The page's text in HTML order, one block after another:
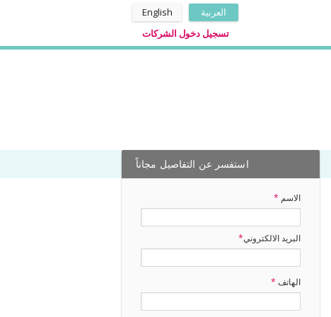
العربية
English
تسجيل دخول الشركات
استفسر عن التفاصيل مجاناً
الاسم *
البريد الالكتروني*
الهاتف *